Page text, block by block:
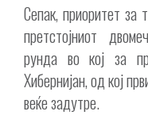
Сепак, приоритет за
претстојниот
рунда во кој за
Хибернијан, од кој
веќе задутре.